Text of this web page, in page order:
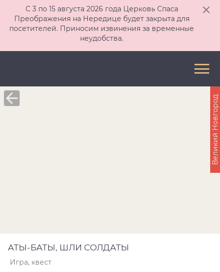
С 3 по 15 августа 2026 года Церковь Спаса
Преображения на Нередице будет закрыта для
посетителей. Приносим извинения за временные
неудобства.
АТЫ-БАТЫ, ШЛИ СОЛДАТЫ
Игра, квест
Великий Новгород